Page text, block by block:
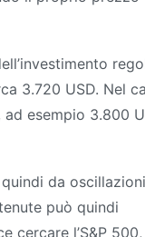
3.720 USD. Nel
esempio 3.800
da
può quindi
cercare l’S&P